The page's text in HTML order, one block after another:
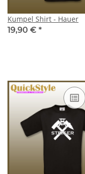
Kumpel Shirt - Hauer
19,90 € *